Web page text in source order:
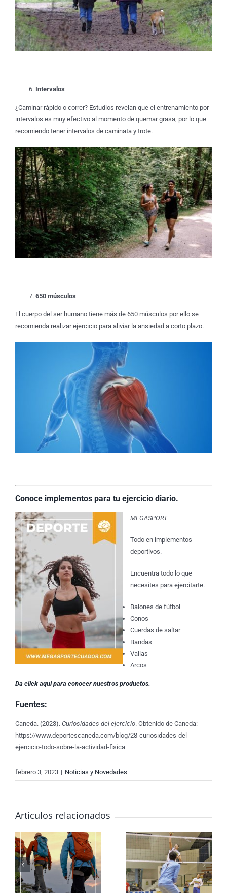
Intervalos
¿Caminar rápido o correr? Estudios revelan que el entrenamiento por
intervalos es muy efectivo al momento de quemar grasa, por lo que
recomiendo tener intervalos de caminata y trote.
650 músculos
El cuerpo del ser humano tiene más de 650 músculos por ello se
recomienda realizar ejercicio para aliviar la ansiedad a corto plazo.
Conoce implementos para tu ejercicio diario.
MEGASPORT
Todo en implementos
deportivos.
Encuentra todo lo que
necesites para ejercitarte.
Balones de fútbol
Conos
Cuerdas de saltar
Bandas
Vallas
Arcos
Da click aquí para conocer nuestros productos.
Fuentes:
Caneda. (2023). Curiosidades del ejercicio. Obtenido de Caneda:
https://www.deportescaneda.com/blog/28-curiosidades-del-
ejercicio-todo-sobre-la-actividad-fisica
febrero 3, 2023 | Noticias y Novedades
Artículos relacionados